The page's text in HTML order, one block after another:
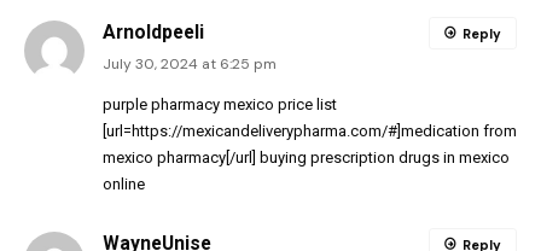
Arnoldpeeli
July 30, 2024 at 6:25 pm
purple pharmacy mexico price list
[url=https://mexicandeliverypharma.com/#]medication from
mexico pharmacy[/url] buying prescription drugs in mexico
online
Reply
WayneUnise Reply